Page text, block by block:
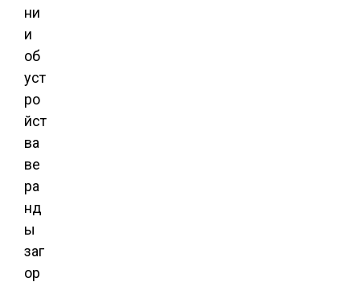
ни
и
об
уст
ро
йст
ва
ве
ра
нд
ы
заг
ор